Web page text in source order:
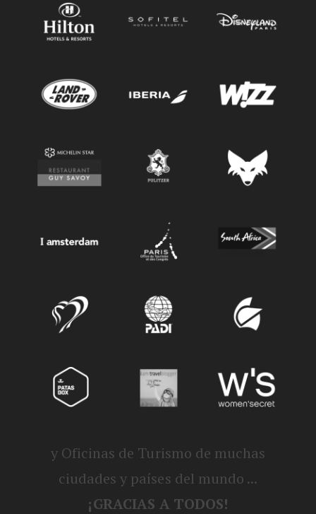
y Oficinas de Turismo de muchas
ciudades y países del mundo ...
¡GRACIAS A TODOS!